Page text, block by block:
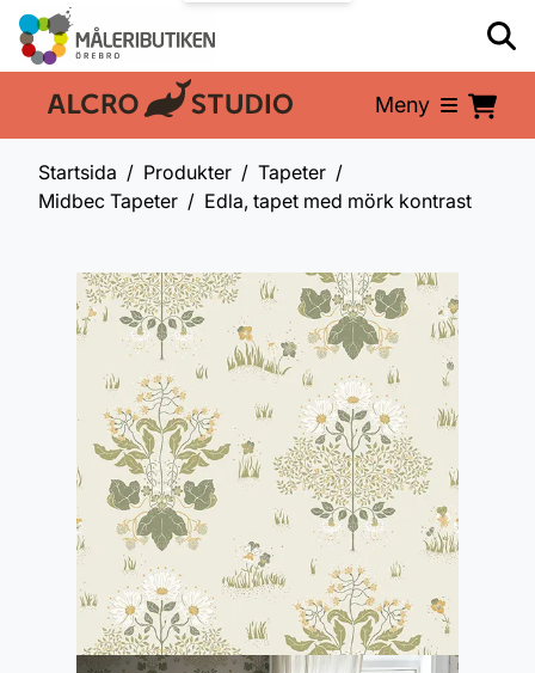
En del av: Meny
Startsida Produkter
Tapeter
Midbec Tapeter
Edla, tapet med mörk kontrast